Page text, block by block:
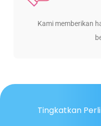
Kami memberikan
Tingkatkan